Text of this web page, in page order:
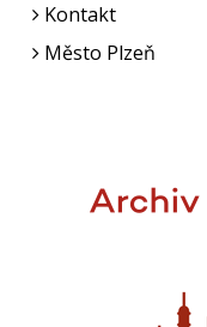
Kontakt
Město Plzeň